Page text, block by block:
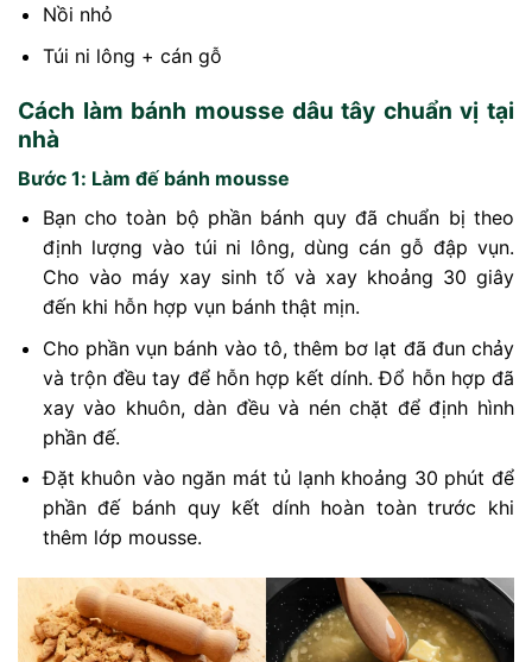
Nồi nhỏ
Túi ni lông + cán gỗ
Cách làm bánh mousse dâu tây chuẩn vị tại
nhà
Bước 1: Làm đế bánh mousse
Bạn cho toàn bộ phần bánh quy đã chuẩn bị theo
định lượng vào túi ni lông, dùng cán gỗ đập vụn.
Cho vào máy xay sinh tố và xay khoảng 30 giây
đến khi hỗn hợp vụn bánh thật mịn.
Cho phần vụn bánh vào tô, thêm bơ lạt đã đun chảy
và trộn đều tay để hỗn hợp kết dính. Đổ hỗn hợp đã
xay vào khuôn, dàn đều và nén chặt để định hình
phần đế.
Đặt khuôn vào ngăn mát tủ lạnh khoảng 30 phút để
phần đế bánh quy kết dính hoàn toàn trước khi
thêm lớp mousse.